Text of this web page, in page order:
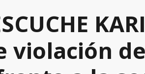
violación